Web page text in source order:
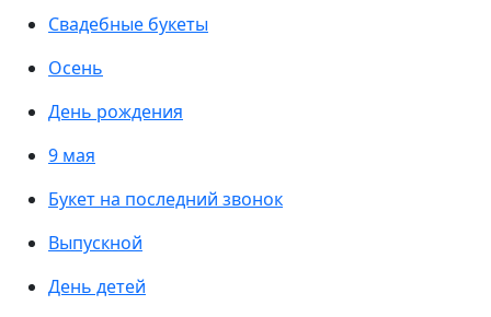
Свадебные букеты
Осень
День рождения
9 мая
Букет на последний звонок
Выпускной
День детей